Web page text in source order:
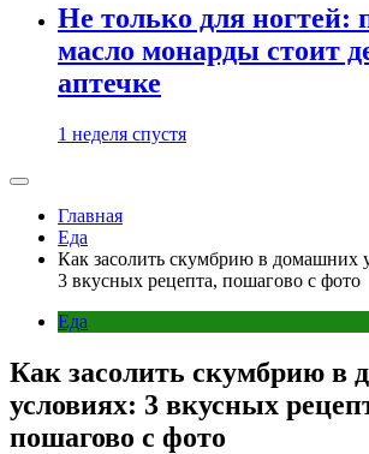
Не только для ногтей:
масло монарды стоит
аптечке
1 неделя спустя
Главная
Еда
Как засолить скумбрию в домашних
3 вкусных рецепта, пошагово с фото
Еда
Как засолить скумбрию в
условиях: 3 вкусных
пошагово с фото